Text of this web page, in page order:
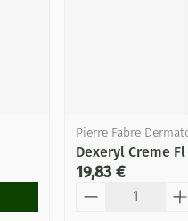
Pierre Fabre
Dexeryl Creme
19,83 €